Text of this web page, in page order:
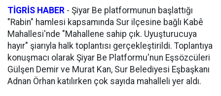
TİGRİS HABER - Şiyar Be platformunun başlattığı
"Rabin" hamlesi kapsamında Sur ilçesine bağlı Kabê
Mahallesi'nde "Mahallene sahip çık. Uyuşturucuya
hayır" şiarıyla halk toplantısı gerçekleştirildi. Toplantıya
konuşmacı olarak Şiyar Be Platformu'nun Eşsözcüleri
Gülşen Demir ve Murat Kan, Sur Belediyesi Eşbaşkanı
Adnan Örhan katılırken çok sayıda mahalleli yer aldı.